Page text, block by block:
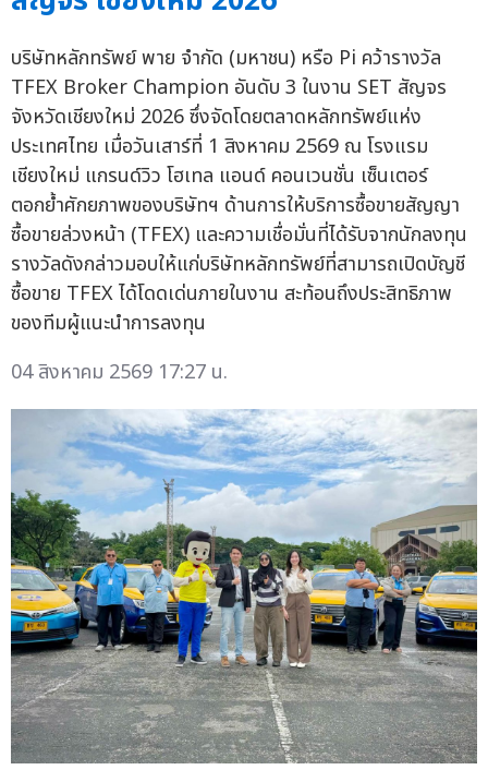
บริษัทหลักทรัพย์ พาย จำกัด (มหาชน) หรือ Pi คว้ารางวัล
TFEX Broker Champion อันดับ 3 ในงาน SET สัญจร
จังหวัดเชียงใหม่ 2026 ซึ่งจัดโดยตลาดหลักทรัพย์แห่ง
ประเทศไทย เมื่อวันเสาร์ที่ 1 สิงหาคม 2569 ณ โรงแรม
เชียงใหม่ แกรนด์วิว โฮเทล แอนด์ คอนเวนชั่น เซ็นเตอร์
ตอกย้ำศักยภาพของบริษัทฯ ด้านการให้บริการซื้อขายสัญญา
ซื้อขายล่วงหน้า (TFEX) และความเชื่อมั่นที่ได้รับจากนักลงทุน
รางวัลดังกล่าวมอบให้แก่บริษัทหลักทรัพย์ที่สามารถเปิดบัญชี
ซื้อขาย TFEX ได้โดดเด่นภายในงาน สะท้อนถึงประสิทธิภาพ
ของทีมผู้แนะนำการลงทุน
04 สิงหาคม 2569 17:27 น.